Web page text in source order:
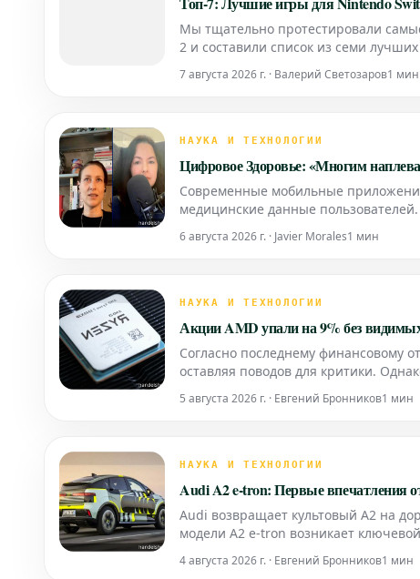
Мы тщательно протестировали
2 и составили список из семи
7 августа 2026 г. · Валерий Светозаров1 мин
НАУКА И ТЕХНОЛОГИИ
Цифровое Здоровье: «Многим
Современные мобильные
медицинские данные
контролирует эту ценную
данную проблему, акцентируя внима
6 августа 2026 г. · Javier Morales1 мин
НАУКА И ТЕХНОЛОГИИ
Акции AMD упали на 9% без
Согласно последнему финансовому
оставляя поводов для критики.
позитивные новости значительным
5 августа 2026 г. · Евгений Бронников1 мин
НАУКА И ТЕХНОЛОГИИ
Audi A2 e-tron: Первые впечатления
Audi возвращает культовый A2 на
модели A2 e-tron возникает
оправдать свою высокую цену?
4 августа 2026 г. · Евгений Бронников1 мин